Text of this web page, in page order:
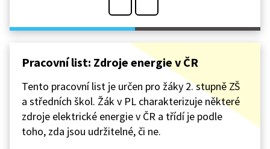
Pracovní list: Zdroje energie v ČR
Tento pracovní list je určen pro žáky 2. stupně ZŠ
a středních škol. Žák v PL charakterizuje některé
zdroje elektrické energie v ČR a třídí je podle
toho, zda jsou udržitelné, či ne.